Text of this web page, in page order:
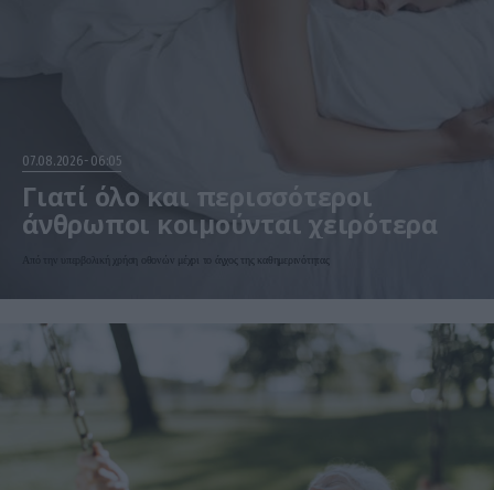
07.08.2026 06:05
Γιατί όλο και περισσότεροι
άνθρωποι κοιμούνται χειρότερα
Από την υπερβολική χρήση οθονών μέχρι το άγχος της καθημερινότητας